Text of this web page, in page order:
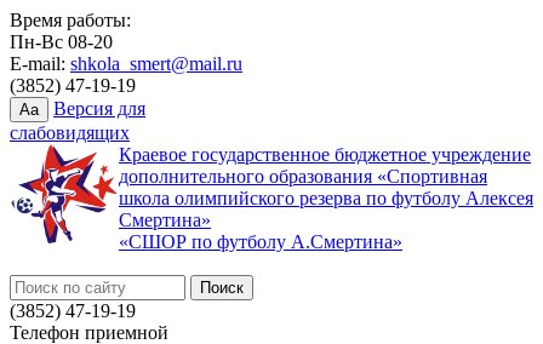
Время работы:
Пн-Вс 08-20
E-mail: shkola_smert@mail.ru
(3852) 47-19-19
Aa
Версия для
слабовидящих
Краевое государственное бюджетное учреждение
дополнительного образования «Спортивная
школа олимпийского резерва по футболу Алексея
Смертина»
«СШОР по футболу А.Смертина»
(3852) 47-19-19
Телефон приемной